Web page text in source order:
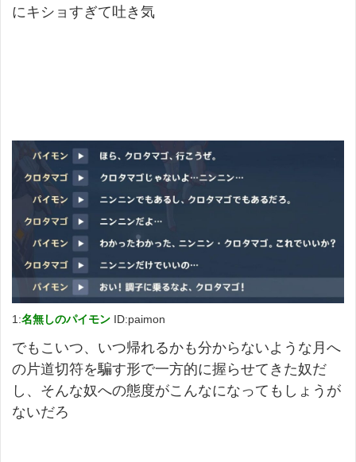
にキショすぎて吐き気
1:名無しのパイモン ID:paimon
でもこいつ、いつ帰れるかも分からないような月へ
の片道切符を騙す形で一方的に握らせてきた奴だ
し、そんな奴への態度がこんなになってもしょうが
ないだろ